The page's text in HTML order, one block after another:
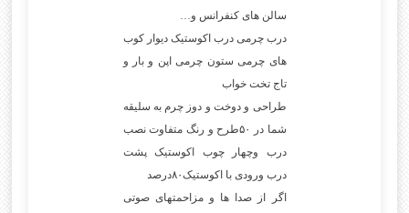
سالن های کنفرانس و…
درب چرمی درب اکوستیک دیوار کوب
های چرمی ستون چرمی اپن و بار و
تاج تخت خواب
طراحی و دوخت و دوز چرم به سلیقه
شما در ۵۰طرح و رنگ متفاوت نصب
درب وچهار چوب اکوستیک پشت
درب ورودی با اکوستیک۸۰درصد
اگر از صدا ها و مزاحمتهای صوتی